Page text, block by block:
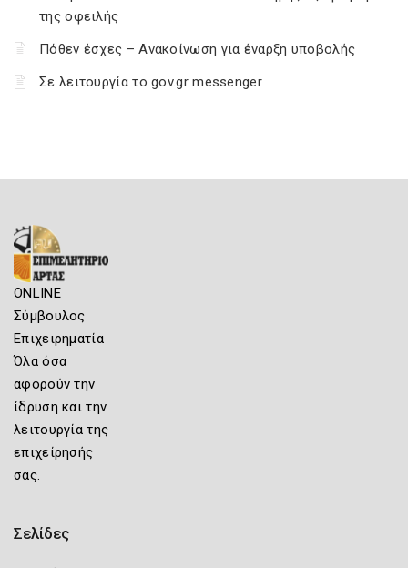
της οφειλής
Πόθεν έσχες – Ανακοίνωση για έναρξη υποβολής
Σε λειτουργία το gov.gr messenger
ONLINE
Σύμβουλος
Επιχειρηματία
Όλα όσα
αφορούν την
ίδρυση και την
λειτουργία της
επιχείρησής
σας.
Σελίδες